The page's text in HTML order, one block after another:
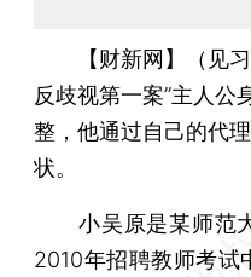
【财新网】（见
反歧视第一案”主人公
整，他通过自己的代
状。
小吴原是某师范大
2010年招聘教师考试